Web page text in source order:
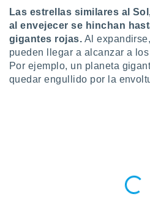
en
más
nuestra
y
Las estrellas similares al
al envejecer se hinchan
gigantes rojas. Al
pueden llegar a alcanzar a
Por ejemplo, un planeta
quedar engullido por la